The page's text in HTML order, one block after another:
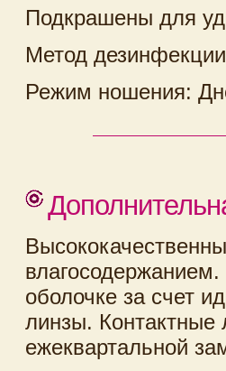
Подкрашены для
Метод
Режим ношения:
оболочке за счет
линзы. Контактные
ежеквартальной